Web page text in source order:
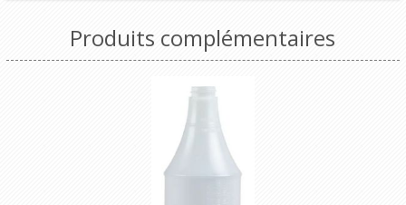
Produits complémentaires